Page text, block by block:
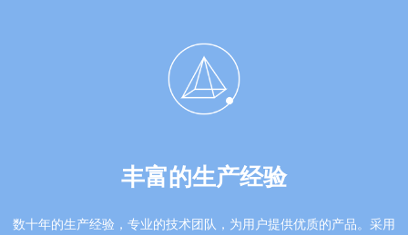
丰富的生产经验
数十年的生产经验，专业的技术团队，为用户提供优质的产品。采用